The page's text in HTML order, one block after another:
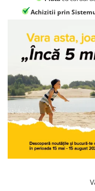
Jocuri geografie
Jocuri Origami
Jocuri si jucarii educative
Jucarii interactive
Jucarii muzicale
Jucării ȋndemânare
Masinute si trenulete
Roboti de jucarie
Achizitii prin